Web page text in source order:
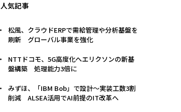
人気記事
松風、クラウドERPで需給管理や分析基盤を
刷新 グローバル事業を強化
NTTドコモ、5G高度化へエリクソンの新基
盤構築 処理能力3倍に
みずほ、「IBM Bob」で設計〜実装工数3割
削減 ALSEA活用でAI前提のIT改革へ